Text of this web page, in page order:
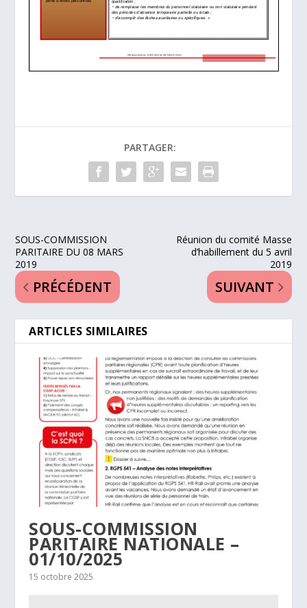
PARTAGER:
SOUS-COMMISSION
PARITAIRE DU 08 MARS
2019
PRÉCÉDENT
Réunion du comité Masse
d’habillement du 5 avril
2019
SUIVANT
ARTICLES SIMILAIRES
SOUS-COMMISSION
PARITAIRE NATIONALE –
01/10/2025
15 octobre 2025